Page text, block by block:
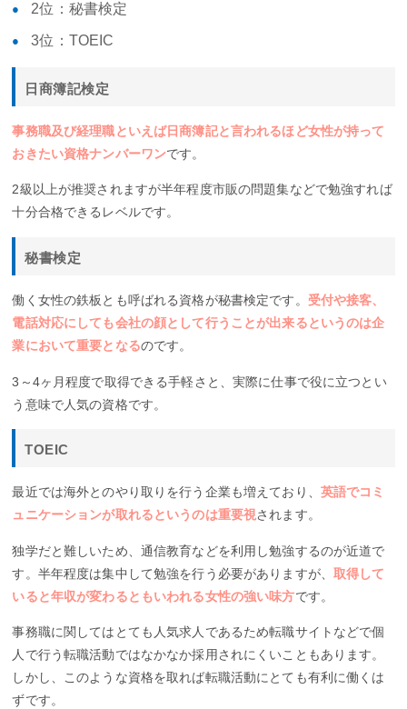
2位：秘書検定
3位：TOEIC
日商簿記検定
事務職及び経理職といえば日商簿記と言われるほど女性が持って
おきたい資格ナンバーワンです。
2級以上が推奨されますが半年程度市販の問題集などで勉強すれば
十分合格できるレベルです。
秘書検定
働く女性の鉄板とも呼ばれる資格が秘書検定です。 受付や接客、
電話対応にしても会社の顔として行うことが出来るというのは企
業において重要となるのです。
3～4ヶ月程度で取得できる手軽さと、実際に仕事で役に立つとい
う意味で人気の資格です。
TOEIC
最近では海外とのやり取りを行う企業も増えており、 英語でコミ
ュニケーションが取れるというのは重要視されます。
独学だと難しいため、通信教育などを利用し勉強するのが近道で
す。半年程度は集中して勉強を行う必要がありますが、取得して
いると年収が変わるともいわれる女性の強い味方です。
事務職に関してはとても人気求人であるため転職サイトなどで個
人で行う転職活動ではなかなか採用されにくいこともあります。
しかし、このような資格を取れば転職活動にとても有利に働くは
ずです。